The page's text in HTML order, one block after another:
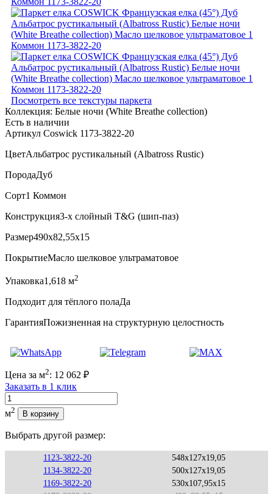
Посмотреть все текстуры паркета
Коллекция: Белые ночи (White Breathe collection)
Есть в наличии
Артикул Coswick 1173-3822-20
ЦветАльбатрос рустикальный (Albatross Rustic)
ПородаДуб
Сорт1 Коммон
Конструкция3-х слойный T&G (шип-паз)
Размер490x82,55x15
ПокрытиеМасло шелковое ультраматовое
Упаковка1,618 м2
Подходит для тёплого полаДа
ГарантияПожизненная на структурную целостность
Цена за м2: 12 062 ₽
Заказать в 1 клик
Количество
м2 В корзину
Выбрать другой размер:
1123-3822-20
548x127x19,05
1134-3822-20
500x127x19,05
1169-3822-20
530x107,95x15